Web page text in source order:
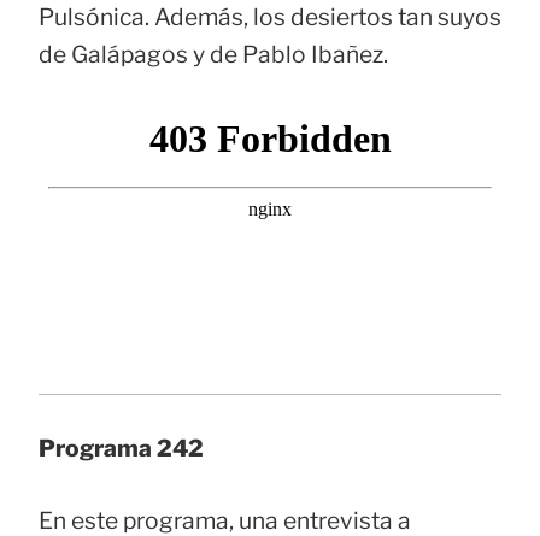
Pulsónica. Además, los desiertos tan suyos
de Galápagos y de Pablo Ibañez.
Programa 242
En este programa, una entrevista a